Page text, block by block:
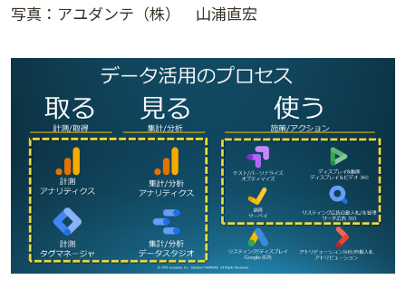
写真：アユダンテ（株） 山浦直宏